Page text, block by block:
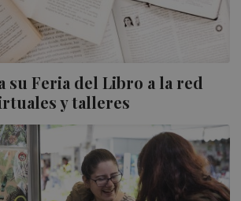
su Feria del Libro a la red
y talleres